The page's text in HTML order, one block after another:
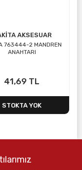
AKSESUAR
763444-2 MANDREN
ANAHTARI
41,69 TL
STOKTA YOK